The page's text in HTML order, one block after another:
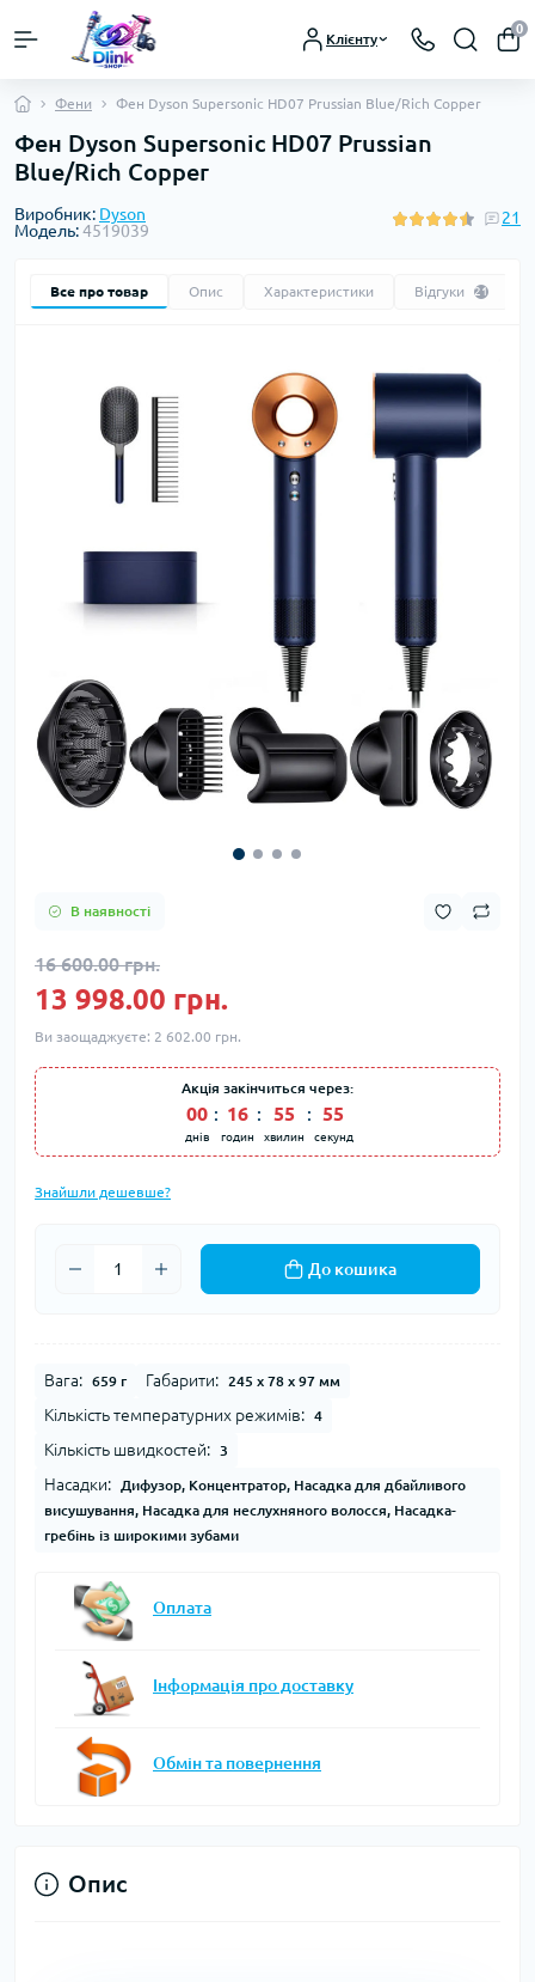
Клієнту
0
Фени Фен Dyson Supersonic HD07 Prussian Blue/Rich Copper
Фен Dyson Supersonic HD07 Prussian
Blue/Rich Copper
Виробник: Dyson
Модель:4519039
21
Все про товар Опис Характеристики Відгуки 21
В наявності
16 600.00 грн.
13 998.00 грн.
Ви заощаджуєте: 2 602.00 грн.
Акція закінчиться через:
00
днів
: 16
годин
: 55
хвилин
: 54
секунд
Знайшли дешевше?
До кошика
Вага: 659 г Габарити: 245 х 78 х 97 мм
Кількість температурних режимів: 4
Кількість швидкостей: 3
Насадки:
Дифузор, Концентратор, Насадка для дбайливого
висушування, Насадка для неслухняного волосся, Насадка-
гребінь із широкими зубами
Оплата
Інформація про доставку
Обмін та повернення
Опис